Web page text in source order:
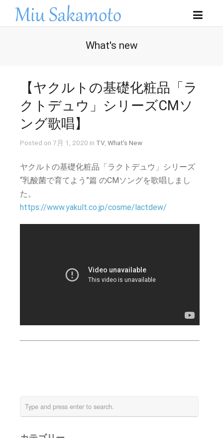
What's new
【ヤクルトの基礎化粧品「ラ
クトデュウ」シリーズCMソ
ング歌唱】
Posted on 7月 1, 2020 in TV, What's New
ヤクルトの基礎化粧品「ラクトデュウ」シリーズ
“乳酸菌で育てよう”篇 のCMソングを歌唱しまし
た。
https://www.yakult.co.jp/cosme/lactdew/